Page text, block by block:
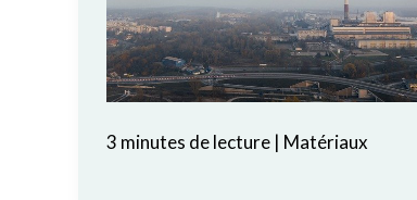
3 minutes de lecture| Matériaux